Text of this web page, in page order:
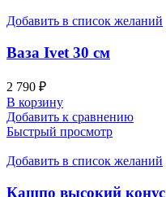
Добавить в список желаний
Ваза Ivet 30 см
2 790 ₽
В корзину
Добавить к сравнению
Быстрый просмотр
Добавить в список желаний
Кашпо высокий конус